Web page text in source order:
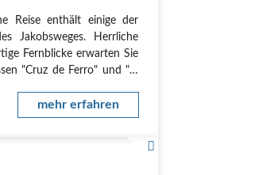
Reise enthält einige der
Jakobsweges. Herrliche
Fernblicke erwarten Sie
"Cruz de Ferro" und "O
zum großen Ziel…
mehr erfahren